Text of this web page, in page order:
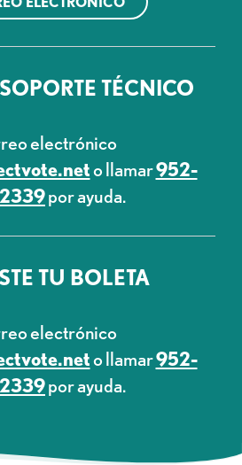
TÉCNICO
electrónico
o llamar952-
por ayuda.
TU BOLETA
electrónico
o llamar952-
por ayuda.